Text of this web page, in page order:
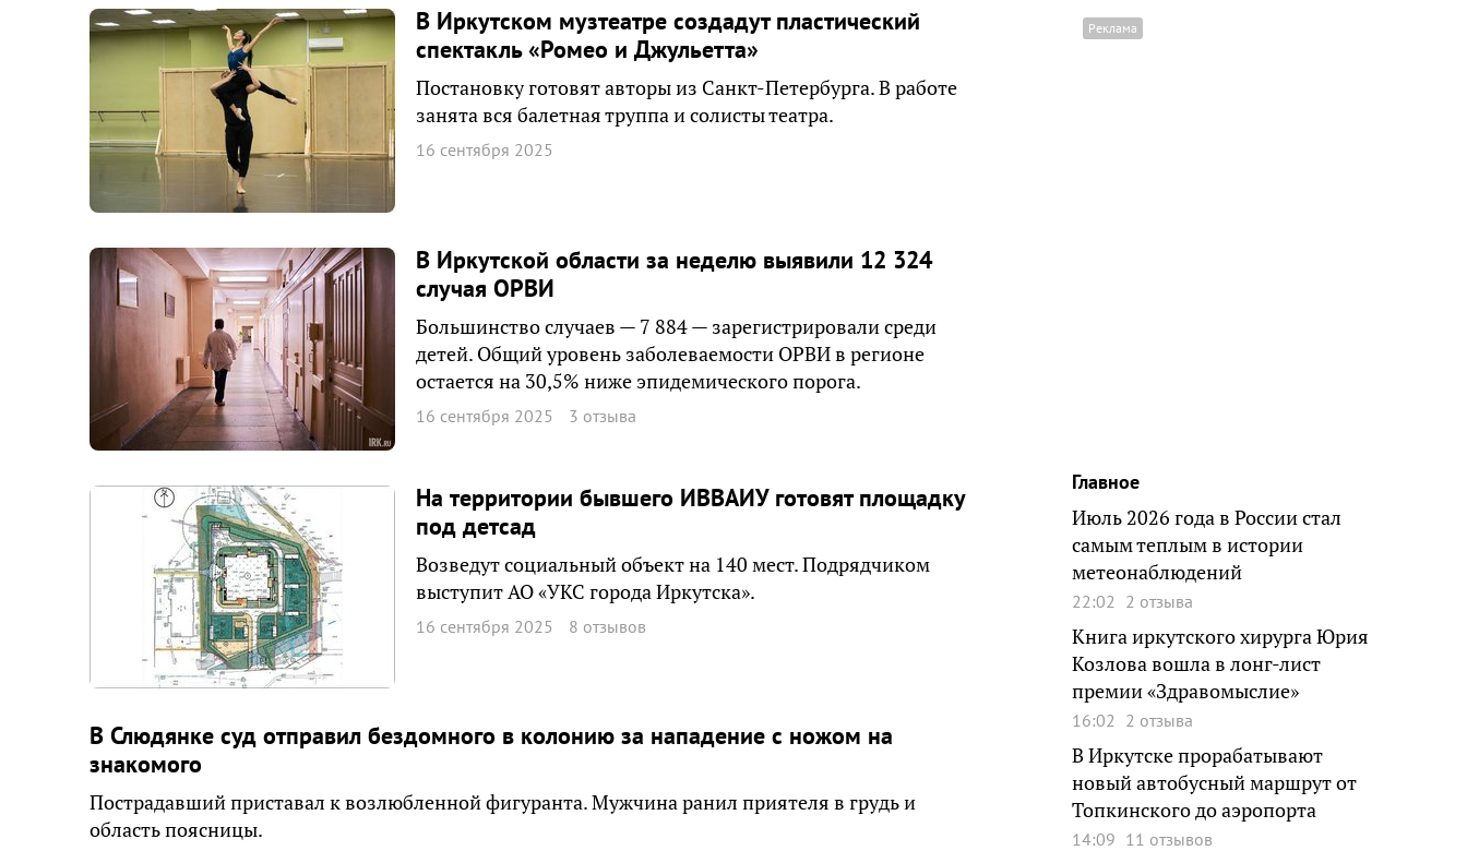
В Иркутском музтеатре создадут пластический
спектакль «Ромео и Джульетта»
Постановку готовят авторы из Санкт-Петербурга. В работе
занята вся балетная труппа и солисты театра.
16 сентября 2025
В Иркутской области за неделю выявили 12 324
случая ОРВИ
Большинство случаев — 7 884 — зарегистрировали среди
детей. Общий уровень заболеваемости ОРВИ в регионе
остается на 30,5% ниже эпидемического порога.
16 сентября 2025 3 отзыва
На территории бывшего ИВВАИУ готовят площадку
под детсад
Возведут социальный объект на 140 мест. Подрядчиком
выступит АО «УКС города Иркутска».
16 сентября 2025 8 отзывов
В Слюдянке суд отправил бездомного в колонию за нападение с ножом на
знакомого
Пострадавший приставал к возлюбленной фигуранта. Мужчина ранил приятеля в грудь и
область поясницы.
Главное
Июль 2026 года в России стал
самым теплым в истории
метеонаблюдений
22:02 2 отзыва
Книга иркутского хирурга Юрия
Козлова вошла в лонг-лист
премии «Здравомыслие»
16:02 2 отзыва
В Иркутске прорабатывают
новый автобусный маршрут от
Топкинского до аэропорта
14:09 11 отзывов